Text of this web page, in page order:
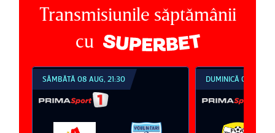
Transmisiunile săptămânii
cu
SÂMBĂTĂ 08 AUG, 21:30 DUMINICĂ 09 AUG,